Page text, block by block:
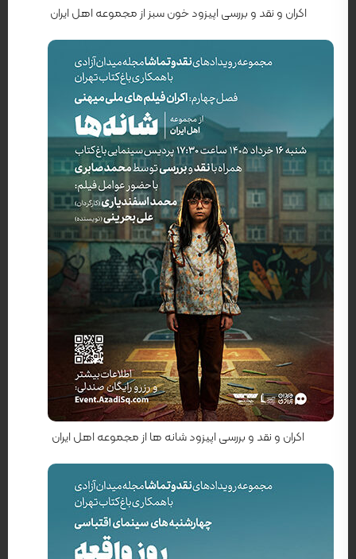
اکران و نقد و بررسی اپیزود خون سبز از مجموعه اهل ایران
کارگردان: محمد اسفندیاری
اکران و نقد و بررسی اپیزود شانه ها از مجموعه اهل ایران